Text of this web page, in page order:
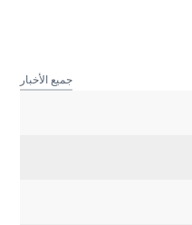
جميع الأخبار